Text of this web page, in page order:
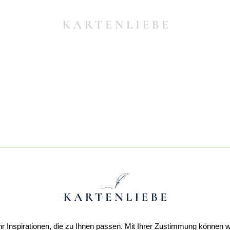
Inspirationen, die zu Ihnen passen. Mit Ihrer Zustimmung können